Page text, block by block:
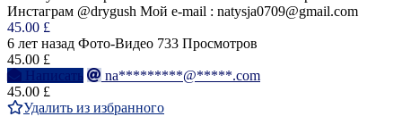
Инстаграм @drygush Мой e-mail : natysja0709@gmail.com
45.00 £
6 лет назад Фото-Видео 733 Просмотров
45.00 £
Написать
na*********@*****.com
45.00 £
Удалить из избранного